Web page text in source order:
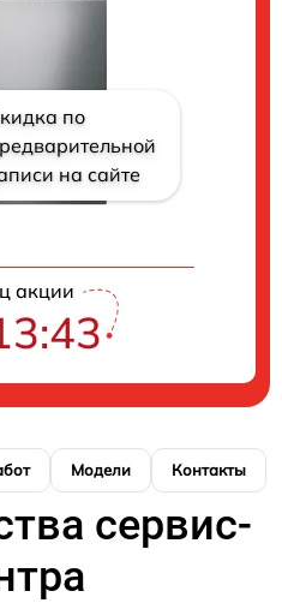
по
на сайте
акции
Модели Контакты
сервис-